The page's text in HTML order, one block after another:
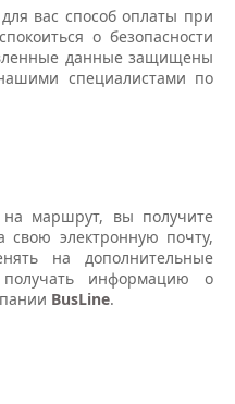
вас способ оплаты при
о безопасности
данные защищены
специалистами по
на маршрут, вы получите
электронную почту,
на дополнительные
информацию о
BusLine.